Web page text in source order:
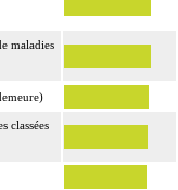
maladies
classées